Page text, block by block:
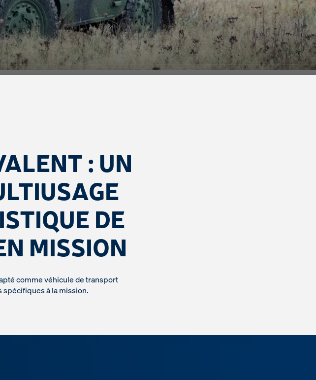
: UN
DE
MISSION
comme véhicule de transport
à la mission.